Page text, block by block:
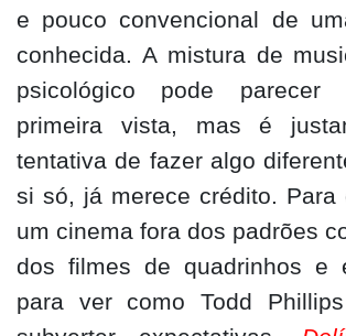
e pouco convencional de
conhecida. A mistura de
psicológico pode parecer
primeira vista, mas é
tentativa de fazer algo
si só, já merece crédito. Para
um cinema fora dos padrões
dos filmes de quadrinhos e
para ver como Todd